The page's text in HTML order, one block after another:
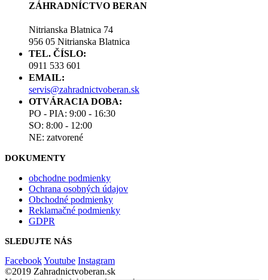
ZÁHRADNÍCTVO BERAN
Nitrianska Blatnica 74
956 05 Nitrianska Blatnica
TEL. ČÍSLO:
0911 533 601
EMAIL:
servis@zahradnictvoberan.sk
OTVÁRACIA DOBA:
PO - PIA: 9:00 - 16:30
SO: 8:00 - 12:00
NE: zatvorené
DOKUMENTY
obchodne podmienky
Ochrana osobných údajov
Obchodné podmienky
Reklamačné podmienky
GDPR
SLEDUJTE NÁS
FacebookYoutube Instagram
©2019 Zahradnictvoberan.sk